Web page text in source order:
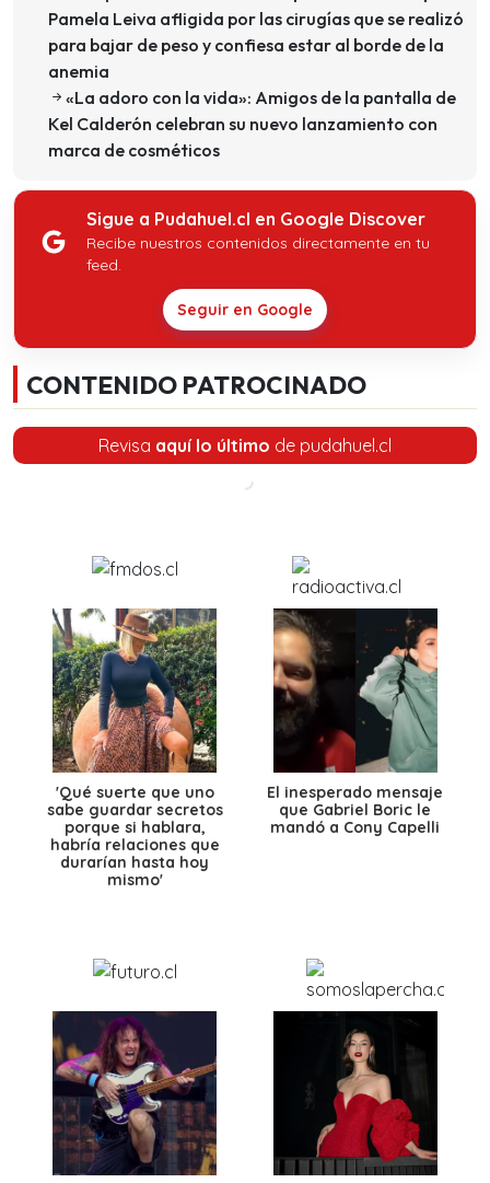
Pamela Leiva afligida por las cirugías que se realizó
para bajar de peso y confiesa estar al borde de la
anemia
«La adoro con la vida»: Amigos de la pantalla de
Kel Calderón celebran su nuevo lanzamiento con
marca de cosméticos
Sigue a Pudahuel.cl en Google Discover
Recibe nuestros contenidos directamente en tu
feed.
Seguir en Google
CONTENIDO PATROCINADO
Revisa aquí lo último de pudahuel.cl
'Qué suerte que uno
sabe guardar secretos
porque si hablara,
habría relaciones que
durarían hasta hoy
mismo'
El inesperado mensaje
que Gabriel Boric le
mandó a Cony Capelli